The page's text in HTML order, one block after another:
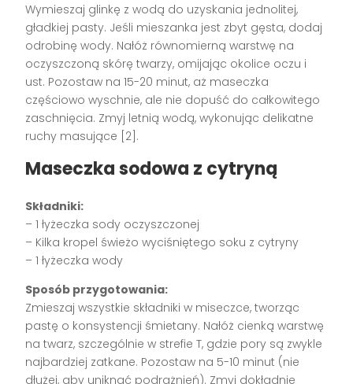
Wymieszaj glinkę z wodą do uzyskania jednolitej,
gładkiej pasty. Jeśli mieszanka jest zbyt gęsta, dodaj
odrobinę wody. Nałóż równomierną warstwę na
oczyszczoną skórę twarzy, omijając okolice oczu i
ust. Pozostaw na 15-20 minut, aż maseczka
częściowo wyschnie, ale nie dopuść do całkowitego
zaschnięcia. Zmyj letnią wodą, wykonując delikatne
ruchy masujące [2].
Maseczka sodowa z cytryną
Składniki:
– 1 łyżeczka sody oczyszczonej
– Kilka kropel świeżo wyciśniętego soku z cytryny
– 1 łyżeczka wody
Sposób przygotowania:
Zmieszaj wszystkie składniki w miseczce, tworząc
pastę o konsystencji śmietany. Nałóż cienką warstwę
na twarz, szczególnie w strefie T, gdzie pory są zwykle
najbardziej zatkane. Pozostaw na 5-10 minut (nie
dłużej, aby uniknąć podrażnień). Zmyj dokładnie